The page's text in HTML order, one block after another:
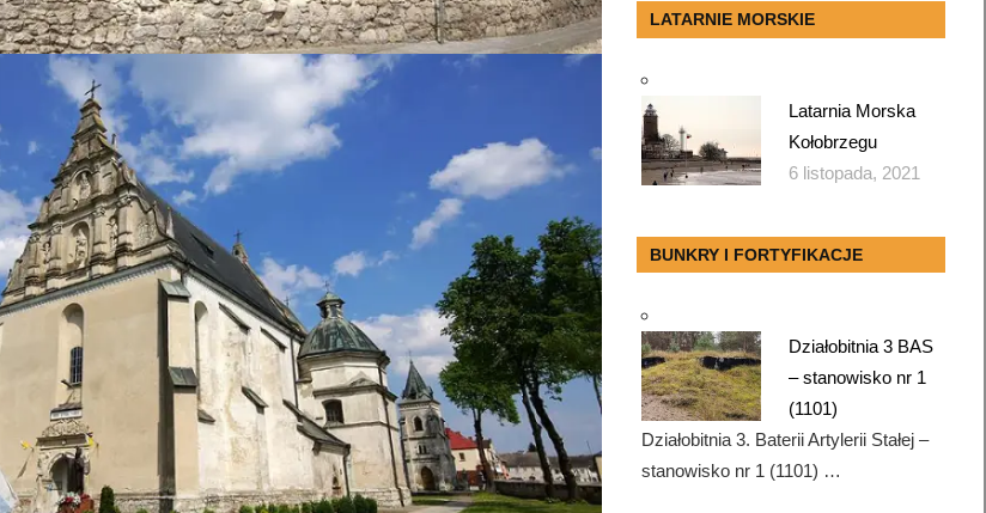
LATARNIE MORSKIE
Latarnia Morska
Kołobrzegu
6 listopada, 2021
BUNKRY I FORTYFIKACJE
Działobitnia 3 BAS
– stanowisko nr 1
(1101)
Działobitnia 3. Baterii Artylerii Stałej –
stanowisko nr 1 (1101) …